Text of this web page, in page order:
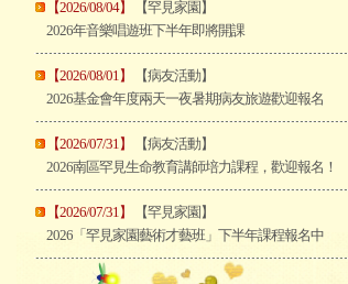
【2026/08/04】
【罕見家園】
2026年音樂唱遊班下半年即將開課
【2026/08/01】
【病友活動】
2026基金會年度兩天一夜暑期病友旅遊歡迎報名
【2026/07/31】
【病友活動】
2026南區罕見生命教育講師培力課程，歡迎報名！
【2026/07/31】
【罕見家園】
2026「罕見家園藝術才藝班」下半年課程報名中